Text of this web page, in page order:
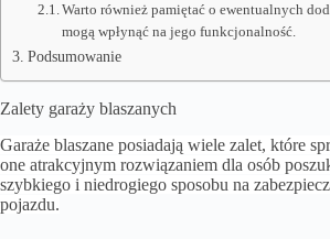
Warto również pamiętać o ewentualnych
mogą wpłynąć na jego funkcjonalność.
Podsumowanie
Zalety garaży blaszanych
Garaże blaszane posiadają wiele zalet, które
one atrakcyjnym rozwiązaniem dla osób
szybkiego i niedrogiego sposobu na
pojazdu.